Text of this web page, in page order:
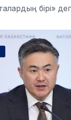
бірі»